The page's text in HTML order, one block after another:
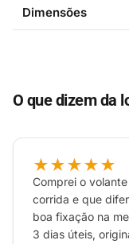
como capturas
novo botão
gatilhos,
PC com
Bluetooth para
telefones
Dimensões
O que dizem da
★★★★★
Comprei o
corrida e que
boa fixação na
3 dias úteis,